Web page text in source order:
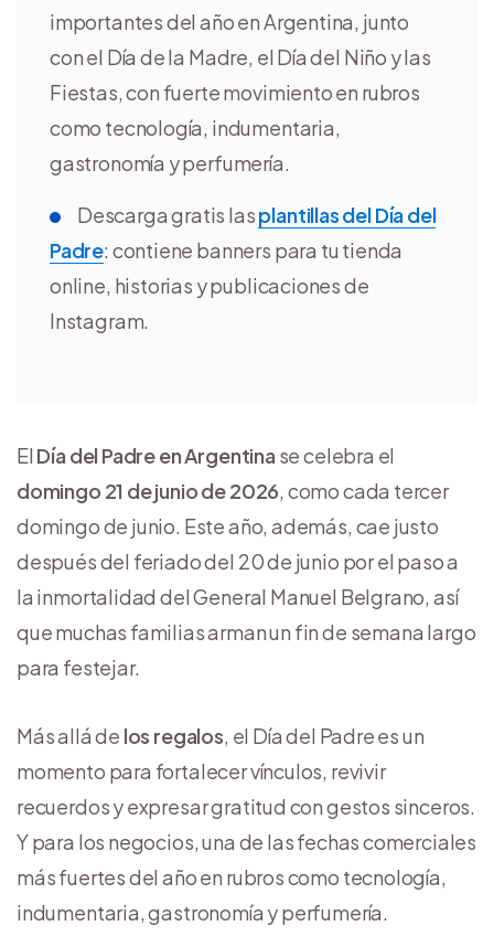
importantes del año en Argentina, junto
con el Día de la Madre, el Día del Niño y las
Fiestas, con fuerte movimiento en rubros
como tecnología, indumentaria,
gastronomía y perfumería.
Descarga gratis lasplantillas del Día del
Padre: contiene banners para tu tienda
online, historias y publicaciones de
Instagram.
El Día del Padre en Argentina se celebra el
domingo 21 de junio de 2026 , como cada tercer
domingo de junio. Este año, además, cae justo
después del feriado del 20 de junio por el paso a
la inmortalidad del General Manuel Belgrano, así
que muchas familias arman un fin de semana largo
para festejar.
Más allá de los regalos , el Día del Padre es un
momento para fortalecer vínculos, revivir
recuerdos y expresar gratitud con gestos sinceros.
Y para los negocios, una de las fechas comerciales
más fuertes del año en rubros como tecnología,
indumentaria, gastronomía y perfumería.